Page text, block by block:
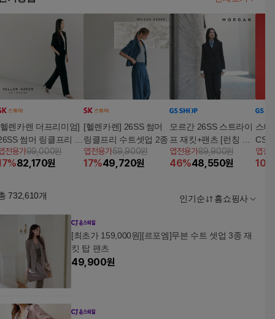
렌카렌 더프리미엄]
썸머 링클프리 수
셋업 (재킷+팬츠)
전용가99,000원
%82,170원
[헬렌카렌] 26SS 썸머
링클프리 수트셋업 2종
앱전용가59,900원
17%49,720원
모르간 26SS 스트라이
프 재킷+팬츠 [런칭 가
격 129,900원]
앱전용가89,900원
46%48,550원
스테
CS
앱전
10
732,610개 인기순 홈쇼핑사
[최초가 159,000원][르포엠]무븐 수트 셋업 3종 재
킷 탑 팬츠
49,900원